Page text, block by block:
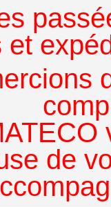
et
de